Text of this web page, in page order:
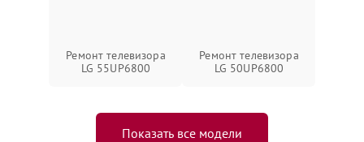
Ремонт телевизора
LG 55UP6800
Ремонт телевизора
LG 50UP6800
Показать все модели